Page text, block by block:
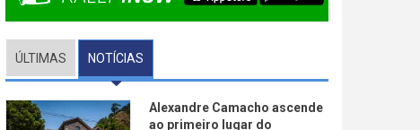
ÚLTIMAS NOTÍCIAS
Alexandre Camacho ascende
ao primeiro lugar do